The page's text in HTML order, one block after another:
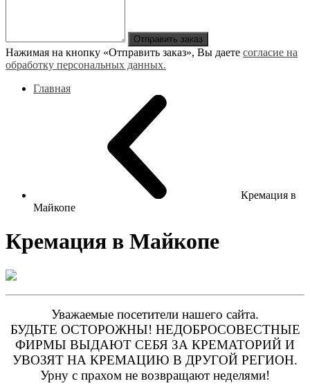
Отправить заказ
Нажимая на кнопку «Отправить заказ», Вы даете согласие на
обработку персональных данных.
Главная
Кремация в
Майкопе
Кремация в Майкопе
Уважаемые посетители нашего сайта.
БУДЬТЕ ОСТОРОЖНЫ! НЕДОБРОСОВЕСТНЫЕ
ФИРМЫ ВЫДАЮТ СЕБЯ ЗА КРЕМАТОРИЙ И
УВОЗЯТ НА КРЕМАЦИЮ В ДРУГОЙ РЕГИОН.
Урну с прахом не возвращают неделями!